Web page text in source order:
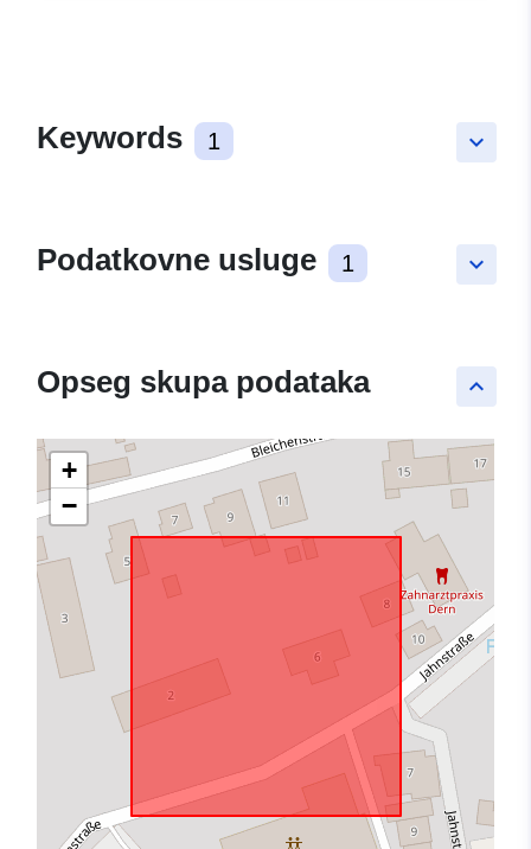
keyboard_arrow_down
Keywords 1
keyboard_arrow_down
Podatkovne usluge 1
keyboard_arrow_up
Opseg skupa podataka
+
−